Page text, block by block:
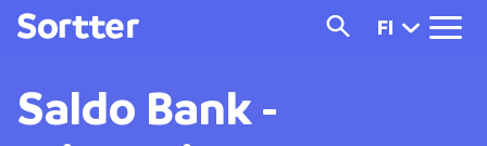
FI
Saldo Bank -